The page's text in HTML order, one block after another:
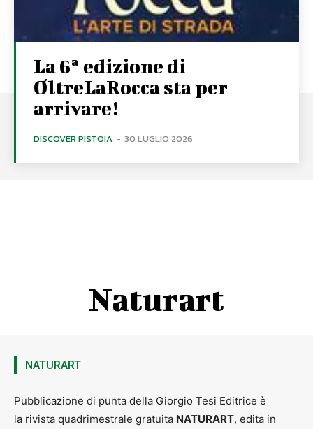
La 6ª edizione di
OltreLaRocca sta per
arrivare!
DISCOVER PISTOIA - 30 LUGLIO 2026
Naturart
NATURART
Pubblicazione di punta della Giorgio Tesi Editrice è
la rivista quadrimestrale gratuita NATURART, edita in